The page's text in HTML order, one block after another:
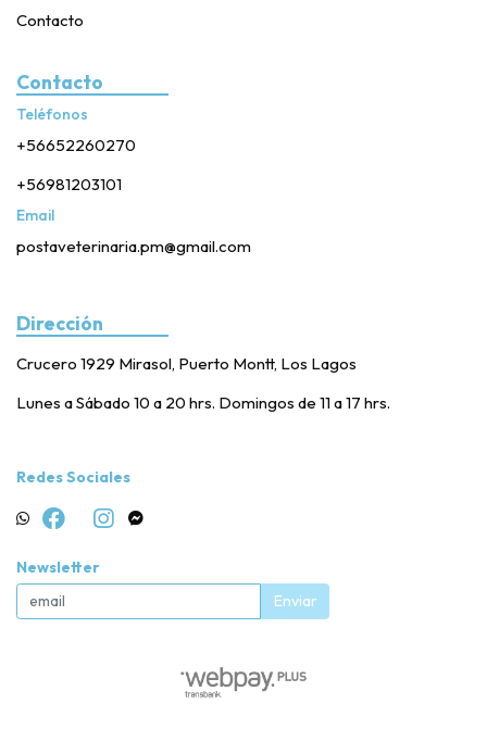
Contacto
Contacto
Teléfonos
+56652260270
+56981203101
Email
postaveterinaria.pm@gmail.com
Dirección
Crucero 1929 Mirasol, Puerto Montt, Los Lagos
Lunes a Sábado 10 a 20 hrs. Domingos de 11 a 17 hrs.
Redes Sociales
Newsletter
Enviar